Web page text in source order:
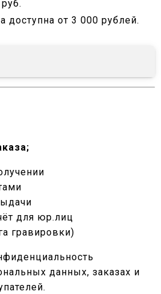
доступна от 3 000 рублей.
для юр.лиц
гравировки)
данных, заказах и